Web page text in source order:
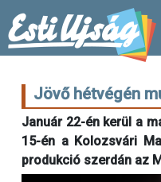
Jövő hétvégén
Január 22-én kerül a
15-én a Kolozsvári
produkció szerdán az